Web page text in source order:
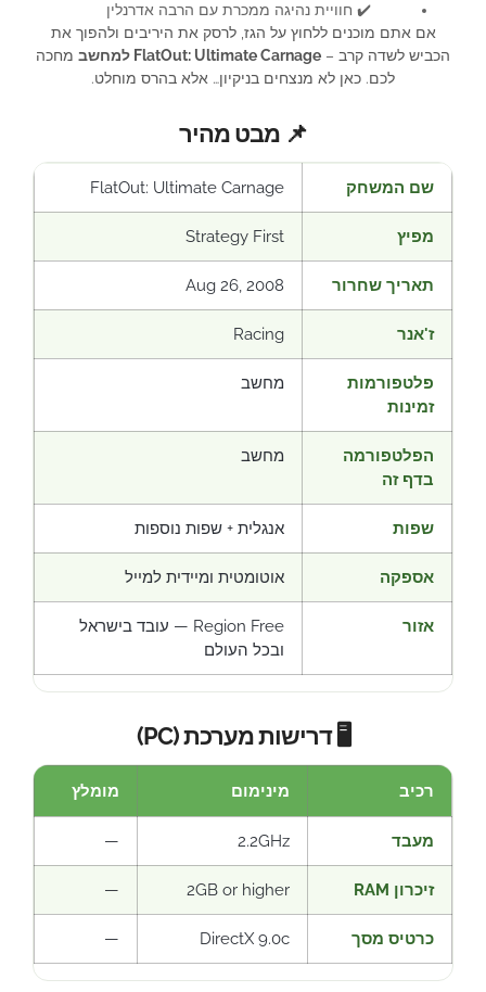
✔️ חוויית נהיגה ממכרת עם הרבה אדרנלין
אם אתם מוכנים ללחוץ על הגז, לרסק את היריבים ולהפוך את
הכביש לשדה קרב – FlatOut: Ultimate Carnage למחשב
מחכה
לכם. כאן לא מנצחים בניקיון… אלא בהרס מוחלט.
📌 מבט מהיר
שם המשחק FlatOut: Ultimate Carnage
מפיץ Strategy First
תאריך שחרור Aug 26, 2008
ז'אנר Racing
פלטפורמות
זמינות
מחשב
הפלטפורמה
בדף זה
מחשב
שפות אנגלית + שפות נוספות
אספקה אוטומטית ומיידית למייל
אזור
Region Free — עובד בישראל
ובכל העולם
🖥️ דרישות מערכת (PC)
רכיב מינימום מומלץ
מעבד 2.2GHz
—
זיכרון RAM 2GB or higher
—
כרטיס מסך DirectX 9.0c
—